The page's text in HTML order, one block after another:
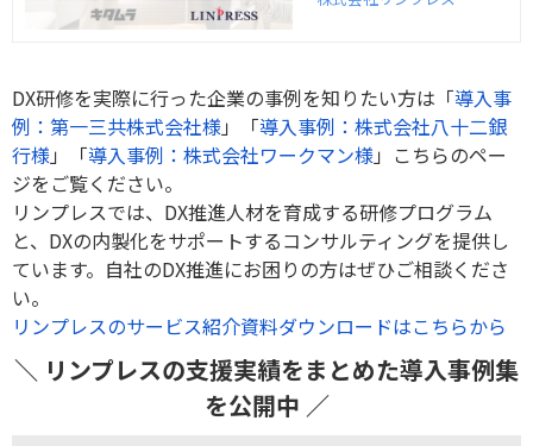
DX研修を実際に行った企業の事例を知りたい方は「導入事
例：第一三共株式会社様」「導入事例：株式会社八十二銀
行様」「導入事例：株式会社ワークマン様」こちらのペー
ジをご覧ください。
リンプレスでは、DX推進人材を育成する研修プログラム
と、DXの内製化をサポートするコンサルティングを提供し
ています。自社のDX推進にお困りの方はぜひご相談くださ
い。
リンプレスのサービス紹介資料ダウンロードはこちらから
＼ リンプレスの支援実績をまとめた導入事例集
を公開中 ／